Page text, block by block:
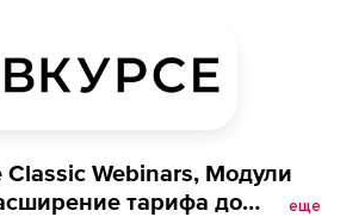
Webinars, Модули
тарифа до
еще